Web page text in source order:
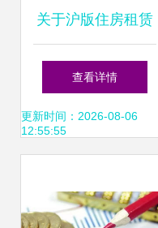
关于沪版住房租赁
新政 你需要掌握的
核心要点与租赁服
查看详情
更新时间：2026-08-06
12:55:55